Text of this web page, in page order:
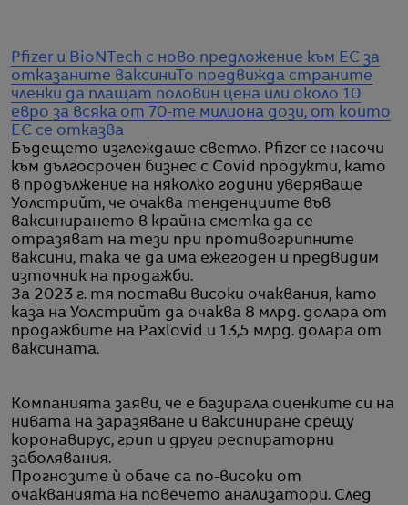
Pfizer и BioNTech с ново предложение към ЕС за
отказаните ваксини То предвижда страните
членки да плащат половин цена или около 10
евро за всяка от 70-те милиона дози, от които
ЕС се отказва
Бъдещето изглеждаше светло. Pfizer се насочи
към дългосрочен бизнес с Covid продукти, като
в продължение на няколко години уверяваше
Уолстрийт, че очаква тенденциите във
ваксинирането в крайна сметка да се
отразяват на тези при противогрипните
ваксини, така че да има ежегоден и предвидим
източник на продажби.
За 2023 г. тя постави високи очаквания, като
каза на Уолстрийт да очаква 8 млрд. долара от
продажбите на Paxlovid и 13,5 млрд. долара от
ваксината.
Компанията заяви, че е базирала оценките си на
нивата на заразяване и ваксиниране срещу
коронавирус, грип и други респираторни
заболявания.
Прогнозите ѝ обаче са по-високи от
очакванията на повечето анализатори. След